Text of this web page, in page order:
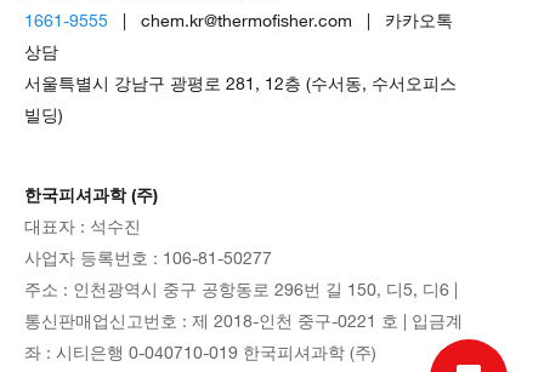
1661-9555 | chem.kr@thermofisher.com | 카카오톡
상담
서울특별시 강남구 광평로 281, 12층 (수서동, 수서오피스
빌딩)
한국피셔과학 (주)
대표자 : 석수진
사업자 등록번호 : 106-81-50277
주소 : 인천광역시 중구 공항동로 296번 길 150, 디5, 디6 |
통신판매업신고번호 : 제 2018-인천 중구-0221 호 | 입금계
좌 : 시티은행 0-040710-019 한국피셔과학 (주)